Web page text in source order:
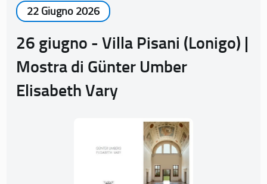
22 Giugno 2026
26 giugno - Villa Pisani (Lonigo) |
Mostra di Günter Umber
Elisabeth Vary